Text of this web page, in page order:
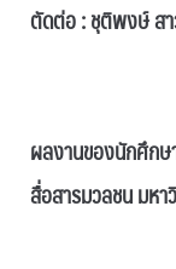
ตัดต่อ : ชุติพงษ์ ส
ผลงานของนักศึกษ
สื่อสารมวลชน มหา